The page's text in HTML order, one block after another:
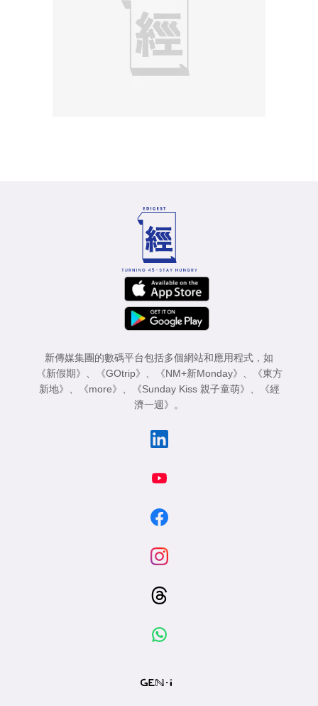
新傳媒集團的數碼平台包括多個網站和應用程式，如
《新假期》
《GOtrip》 《NM+新Monday》
《東方
新地》
《more》 《Sunday Kiss 親子童萌》
《經
濟一週》
。